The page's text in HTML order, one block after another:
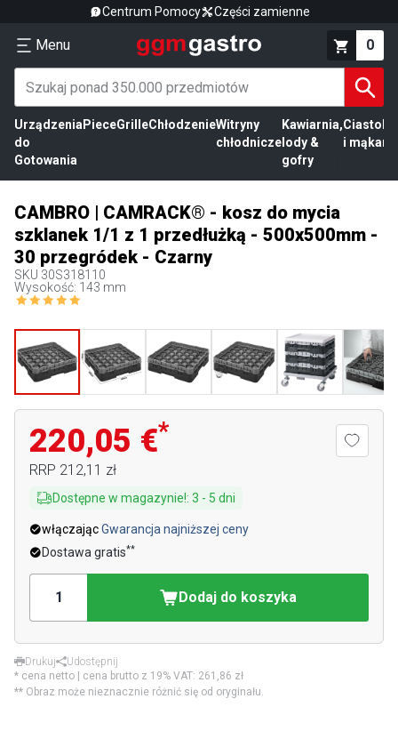
Centrum Pomocy Części zamienne
Menu 0
Urządzenia
do
Gotowania
PieceGrilleChłodzenieWitryny
chłodnicze
Kawiarnia,
lody &
gofry
Ciasto
i mąka
CAMBRO | CAMRACK® - kosz do mycia
szklanek 1/1 z 1 przedłużką - 500x500mm -
30 przegródek - Czarny
SKU 30S318110
Wysokość: 143 mm
220,05 €*
RRP 212,11 zł
Dostępne w magazynie!: 3 - 5 dni
włączającGwarancja najniższej ceny
Dostawa gratis**
Dodaj do koszyka
Drukuj
Udostępnij
* cena netto | cena brutto z 19% VAT: 261,86 zł
** Obraz może nieznacznie różnić się od oryginału.